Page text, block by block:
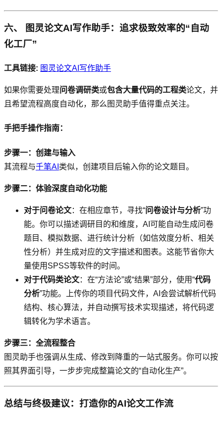
六、 图灵论文AI写作助手：追求极致效率的“自动
化工厂”
工具链接: 图灵论文AI写作助手
如果你需要处理问卷调研类或包含大量代码的工程类论文，并
且希望流程高度自动化，那么图灵助手值得重点关注。
手把手操作指南：
步骤一：创建与输入
其流程与千笔AI 类似，创建项目后输入你的论文题目。
步骤二：体验深度自动化功能
对于问卷论文：在相应章节，寻找“问卷设计与分析”功
能。你可以描述调研目的和维度，AI可能自动生成问卷
题目、模拟数据、进行统计分析（如信效度分析、相关
性分析）并生成对应的文字描述和图表。这能节省你大
量使用SPSS等软件的时间。
对于代码类论文：在“方法论”或“结果”部分，使用“代码
分析”功能。上传你的项目代码文件，AI会尝试解析代码
结构、核心算法，并自动撰写技术实现描述，将代码逻
辑转化为学术语言。
步骤三：全流程整合
图灵助手也强调从生成、修改到降重的一站式服务。你可以按
照其界面引导，一步步完成整篇论文的“自动化生产”。
总结与终极建议：打造你的AI论文工作流